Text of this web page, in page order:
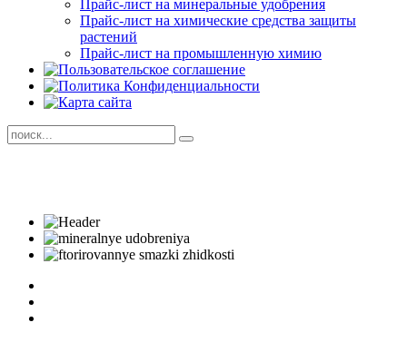
Прайс-лист на минеральные удобрения
Прайс-лист на химические средства защиты
растений
Прайс-лист на промышленную химию